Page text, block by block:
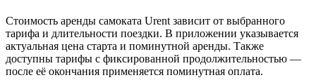
Стоимость аренды самоката Urent зависит от выбранного
тарифа и длительности поездки. В приложении указывается
актуальная цена старта и поминутной аренды. Также
доступны тарифы с фиксированной продолжительностью —
после её окончания применяется поминутная оплата.